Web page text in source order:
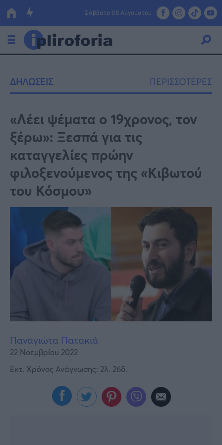
Σάββατο 08 Αυγούστου
Οικονομία
Πολιτική
Τράπεζες
Επιδοτήσεις
ΕΣΠΑ
Κόσμος
Lifestyle
Αθλητικά
Υγεία
Γυναίκα
Καιρός
ΔΗΛΩΣΕΙΣ ΠΕΡΙΣΣΟΤΕΡΕΣ
«Λέει ψέματα ο 19χρονος, τον
ξέρω»: Ξεσπά για τις
καταγγελίες πρώην
φιλοξενούμενος της «Κιβωτού
του Κόσμου»
Παναγιώτα Πατακιά
22 Νοεμβρίου 2022
Εκτ. Χρόνος Ανάγνωσης: 2λ. 26δ.